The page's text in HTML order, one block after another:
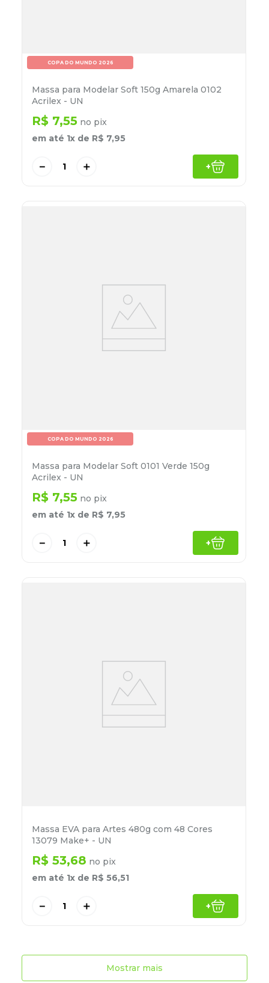
COPA DO MUNDO 2026
Massa para Modelar Soft 150g Amarela 0102
Acrilex - UN
R$ 7,55 no pix
em até 1x de R$ 7,95
＋
－ +
COPA DO MUNDO 2026
Massa para Modelar Soft 0101 Verde 150g
Acrilex - UN
R$ 7,55 no pix
em até 1x de R$ 7,95
＋
－ +
Massa EVA para Artes 480g com 48 Cores
13079 Make+ - UN
R$ 53,68 no pix
em até 1x de R$ 56,51
＋
－ +
Mostrar mais